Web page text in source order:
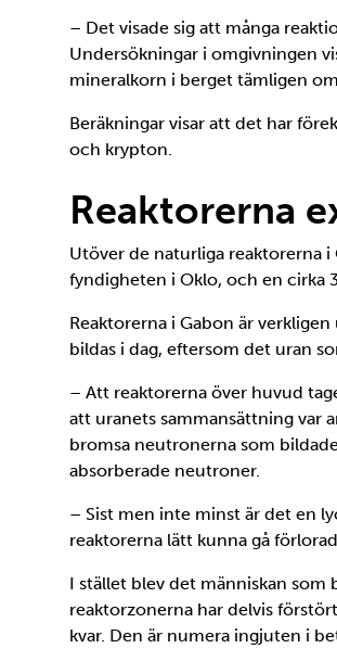
– Det visade sig att många
Undersökningar i omgivningen
mineralkorn i berget tämligen
Beräkningar visar att det har
och krypton.
Reaktorerna
Utöver de naturliga reaktorerna
fyndigheten i Oklo, och en cirka
Reaktorerna i Gabon är
bildas i dag, eftersom det uran
– Att reaktorerna över huvud
att uranets sammansättning var
bromsa neutronerna som
absorberade neutroner.
– Sist men inte minst är det en
reaktorerna lätt kunna gå
I stället blev det människan som
reaktorzonerna har delvis
kvar. Den är numera ingjuten i